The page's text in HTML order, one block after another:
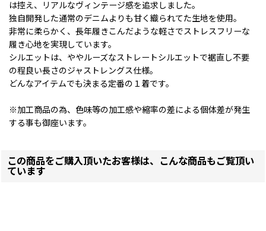
は控え、リアルなヴィンテージ感を追求しました。
独自開発した通常のデニムよりも甘く織られてた生地を使用。
非常に柔らかく、長年履きこんだような軽さでストレスフリーな
履き心地を実現しています。
シルエットは、ややルーズなストレートシルエットで裾直し不要
の程良い長さのジャストレングス仕様。
どんなアイテムでも決まる定番の１着です。
※加工商品の為、色味等の加工感や縮率の差による個体差が発生
する事も御座います。
この商品をご購入頂いたお客様は、こんな商品もご覧頂い
ています